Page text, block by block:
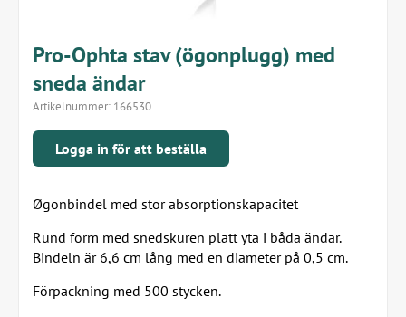
Pro-Ophta stav (ögonplugg) med
sneda ändar
Artikelnummer: 166530
Logga in för att beställa
Øgonbindel med stor absorptionskapacitet
Rund form med snedskuren platt yta i båda ändar.
Bindeln är 6,6 cm lång med en diameter på 0,5 cm.
Förpackning med 500 stycken.